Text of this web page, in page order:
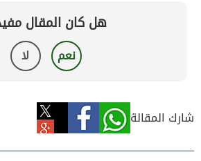
هل كان المقال
نعم لا
شارك المقالة